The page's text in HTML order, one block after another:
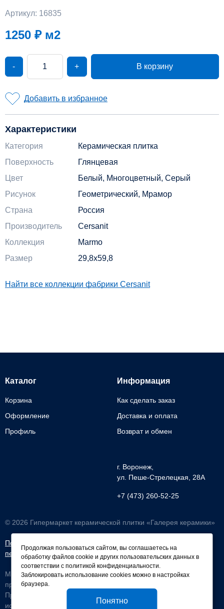
Артикул: 16835
1250 ₽м2
- + В корзину
Добавить в избранное
Характеристики
Категория
Керамическая плитка
Поверхность
Глянцевая
Цвет
Белый, Многоцветный, Серый
Рисунок
Геометрический, Мрамор
Страна
Россия
Производитель
Cersanit
Коллекция
Marmo
Размер
29,8x59,8
Найти все коллекции фабрики Cersanit
г. Воронеж,
ул. Пеше-Cтрелецкая, 28А
+7 (473) 260-52-25
Каталог
Корзина
Оформление
Профиль
Информация
Как сделать заказ
Доставка и оплата
Возврат и обмен
© 2026 Гипермаркет керамической плитки «Галерея керамики»
Политика обработки
персональных данных
персональных данных
Мы используем файлы cookie, чтобы улучшить работу сайта и
предоставить вам больше возможностей.
Продолжая использовать сайт, вы соглашаетесь с условиями
использования cookie.
Продолжая пользоваться сайтом, вы соглашаетесь на
обработку файлов cookie и других пользовательских данных в
соответствии сполитикой конфиденциальности.
Заблокировать использование cookies можно в настройках
браузера.
Понятно